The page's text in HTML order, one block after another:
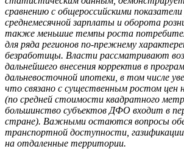
сравнению с общероссийскими
среднемесячной зарплаты и оборота
также меньшие темпы роста
для ряда регионов по-прежнему
безработицы. Власти рассматривают
дальнейшего внесения корректив в
дальневосточной ипотеки, в том числе
что связано с существенным ростом цен
(по средней стоимости квадратного
большинство субъектов ДФО входит в
стране). Важными остаются вопросы
транспортной доступности, газификации
на отдаленные территории.